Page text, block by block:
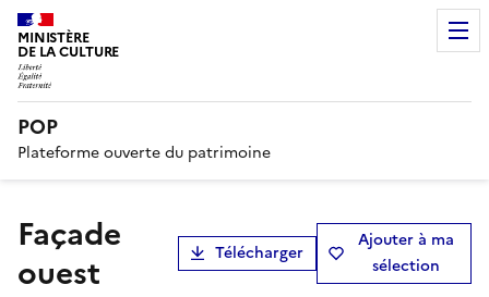
MINISTÈRE
DE LA CULTURE
POP
Plateforme ouverte du patrimoine
façade
ouest
Télécharger
Ajouter à ma
sélection